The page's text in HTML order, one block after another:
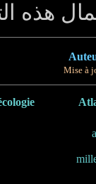
Mise à